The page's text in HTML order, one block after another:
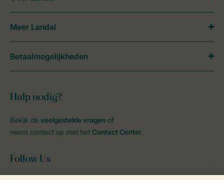
Hulp nodig?
Bekijk de veelgestelde vragen of
neem contact op met het Contact Center.
Follow Us
Meer Landal
Betaalmogelijkheden